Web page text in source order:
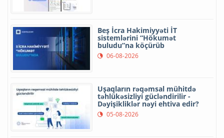
Beş İcra Hakimiyyəti İT
sistemlərini “Hökumət
buludu”na köçürüb
06-08-2026
Uşaqların rəqəmsal mühitdə
təhlükəsizliyi gücləndirilir -
Dəyişikliklər nəyi ehtiva edir?
05-08-2026